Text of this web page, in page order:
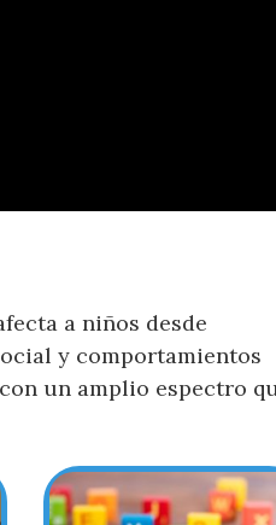
a niños desde
y comportamientos
un amplio espectro